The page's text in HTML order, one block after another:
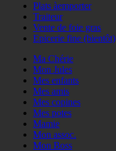
Plats àemporter
Traiteur
Vente de foie gras
Epicerie fine (bientôt)
Ma Chérie
Mon Jules
Mes enfants
Mes amis
Mes copines
Mes potes
Mamie
Mon assoc.
Mon Boss